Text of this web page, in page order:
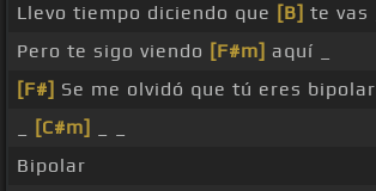
Llevo tiempo diciendo que [B] te vas _
Pero te sigo viendo [F#m] aquí _
[F#] Se me olvidó que tú eres bipolar
[C#m]
Bipolar